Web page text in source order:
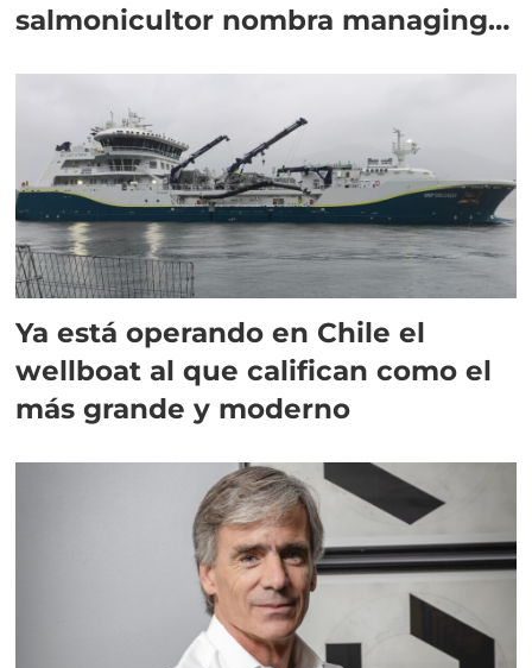
salmonicultor nombra managing
Ya está operando en Chile el
wellboat al que califican como el
más grande y moderno